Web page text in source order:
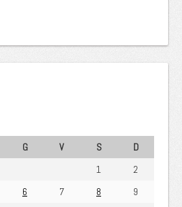
G V S
D
1
2
6 7 8
9